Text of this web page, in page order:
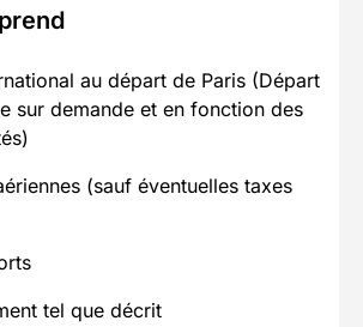
au départ de Paris (Départ
sur demande et en fonction des
(sauf éventuelles taxes
tel que décrit